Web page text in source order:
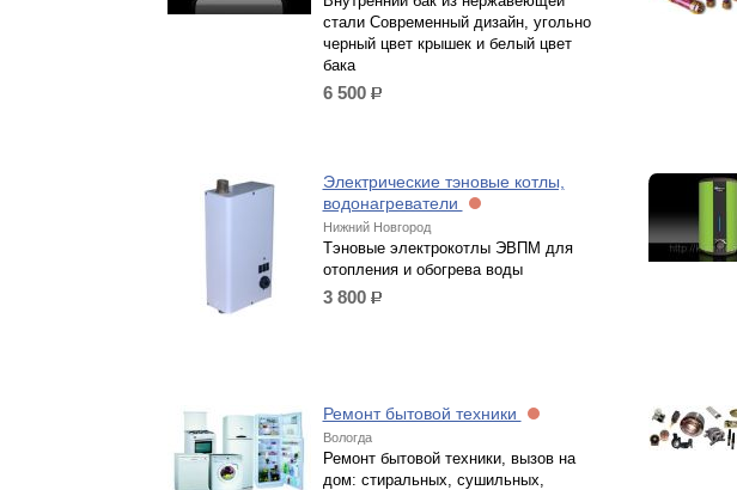
стали Современный дизайн, угольно
черный цвет крышек и белый цвет
бака
6 500 р.
Электрические тэновые котлы,
водонагреватели
Нижний Новгород
Тэновые электрокотлы ЭВПМ для
отопления и обогрева воды
3 800 р.
Ремонт бытовой техники
Вологда
Ремонт бытовой техники, вызов на
дом: стиральных, сушильных,